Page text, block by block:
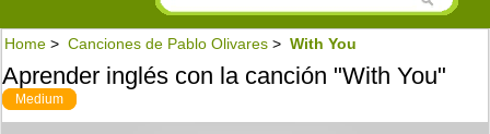
Home > Canciones de Pablo Olivares > With You
Aprender inglés con la canción "With You"
Medium